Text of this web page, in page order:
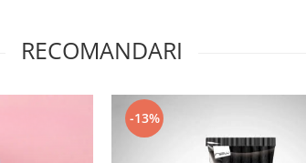
RECOMANDARI
-13%